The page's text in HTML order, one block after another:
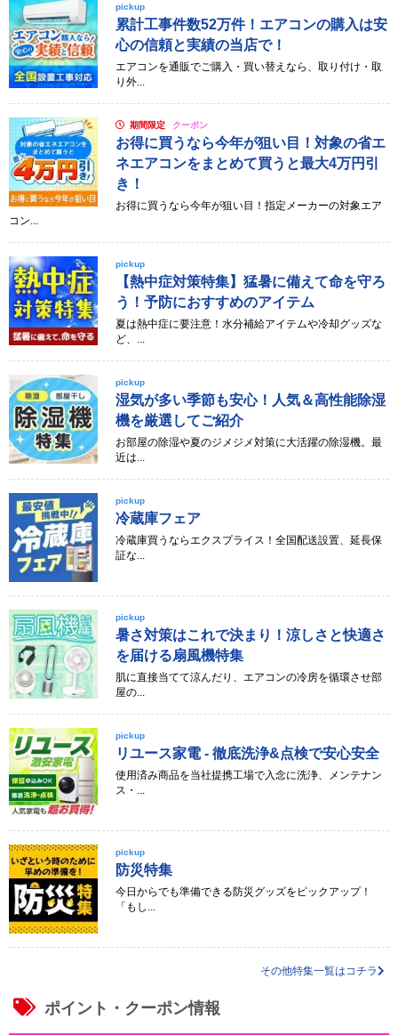
pickup
累計工事件数52万件！エアコンの購入は安
心の信頼と実績の当店で！
エアコンを通販でご購入・買い替えなら、取り付け・取
り外...
期間限定 クーポン
お得に買うなら今年が狙い目！対象の省エ
ネエアコンをまとめて買うと最大4万円引
き！
お得に買うなら今年が狙い目！指定メーカーの対象エア
コン...
pickup
【熱中症対策特集】猛暑に備えて命を守ろ
う！予防におすすめのアイテム
夏は熱中症に要注意！水分補給アイテムや冷却グッズな
ど、...
pickup
湿気が多い季節も安心！人気＆高性能除湿
機を厳選してご紹介
お部屋の除湿や夏のジメジメ対策に大活躍の除湿機。最
近は...
pickup
冷蔵庫フェア
冷蔵庫買うならエクスプライス！全国配送設置、延長保
証な...
pickup
暑さ対策はこれで決まり！涼しさと快適さ
を届ける扇風機特集
肌に直接当てて涼んだり、エアコンの冷房を循環させ部
屋の...
pickup
リユース家電 - 徹底洗浄&点検で安心安全
使用済み商品を当社提携工場で入念に洗浄、メンテナン
ス・...
pickup
防災特集
今日からでも準備できる防災グッズをピックアップ！
「もし...
その他特集一覧はコチラ
ポイント・クーポン情報